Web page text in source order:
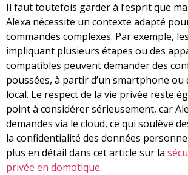
Il faut toutefois garder à l’esprit que
Alexa nécessite un contexte adapté
commandes complexes. Par exemple,
impliquant plusieurs étapes ou des
compatibles peuvent demander des
poussées, à partir d’un smartphone ou
local. Le respect de la vie privée reste
point à considérer sérieusement, car
demandes via le cloud, ce qui soulève
la confidentialité des données
plus en détail dans cet article sur la
privée en domotique.